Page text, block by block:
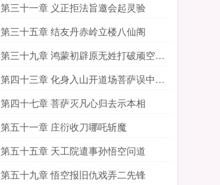
第三十一章 义正拒法旨邀会起灵验
第三十五章 结友丹赤岭立楼八仙阁
第三十九章 鸿蒙初辟原无姓打破顽空须
悟空
第四十三章 化身入山开道场菩萨误中卖
身计
第四十七章 菩萨灭凡心归去示本相
第五十一章 庄衍收刀哪吒斩魔
第五十五章 天工院遣事孙悟空问道
第五十九章 悟空报旧仇戏弄二先锋